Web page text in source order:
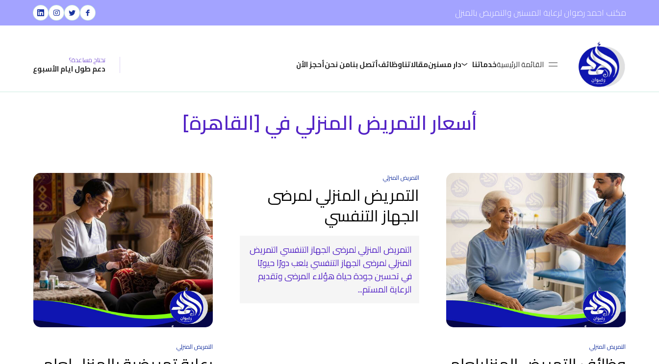
مكتب احمد رضوان لرعاية المسنين والتمريض بالمنزل
القائمة الرئيسيةخدماتنا دار مسنينمقالاتناوظائفأتصل بنامن نحنأحجز الأن تحتاج مساعدة؟
دعم طول ايام الأسبوع
أسعار التمريض المنزلي في [القاهرة]
التمريض المنزلي
التمريض المنزلي
التمريض المنزلي لمرضى
الجهاز التنفسي
التمريض المنزلي لمرضى الجهاز التنفسي التمريض
المنزلي لمرضى الجهاز التنفسي يلعب دورًا حيويًا
في تحسين جودة حياة هؤلاء المرضى وتقديم
الرعاية المستم...
التمريض المنزلي